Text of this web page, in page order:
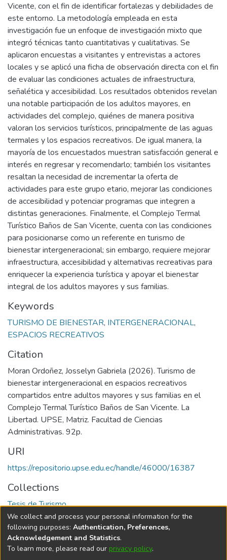
Vicente, con el fin de identificar fortalezas y debilidades de
este entorno. La metodología empleada en esta
investigación fue un enfoque de investigación mixto que
integró técnicas tanto cuantitativas y cualitativas. Se
aplicaron encuestas a visitantes y entrevistas a actores
locales y se aplicó una ficha de observación directa con el fin
de evaluar las condiciones actuales de infraestructura,
señalética y accesibilidad. Los resultados obtenidos revelan
una notable participación de los adultos mayores, en
actividades del complejo, quiénes de manera positiva
valoran los servicios turísticos, principalmente de las aguas
termales y los espacios recreativos. De igual manera, la
mayoría de los encuestados muestran satisfacción general e
interés en regresar y recomendarlo; también los visitantes
resaltan la necesidad de incrementar la oferta de
actividades para este grupo etario, mejorar las condiciones
de accesibilidad y potenciar programas que integren a
distintas generaciones. Finalmente, el Complejo Termal
Turístico Baños de San Vicente, cuenta con las condiciones
para posicionarse como un referente en turismo de
bienestar intergeneracional; sin embargo, requiere mejorar
infraestructura, accesibilidad y alternativas recreativas para
enriquecer la experiencia turística y apoyar el bienestar
integral de los adultos mayores y sus familias.
Keywords
TURISMO DE BIENESTAR, INTERGENERACIONAL,
ESPACIOS RECREATIVOS
Citation
Moran Ordoñez, Josselyn Gabriela (2026). Turismo de
bienestar intergeneracional en espacios recreativos
compartidos entre adultos mayores y sus familias en el
Complejo Termal Turístico Baños de San Vicente. La
Libertad. UPSE, Matriz. Facultad de Ciencias
Administrativas. 92p.
URI
https://repositorio.upse.edu.ec/handle/46000/16387
Collections
Tesis de Turismo
Full item page
DSpace softwarecopyright © 2002-2026
We collect and process your personal information for the
following purposes: Authentication, Preferences,
Acknowledgement and Statistics.
To learn more, please read our privacy policy.